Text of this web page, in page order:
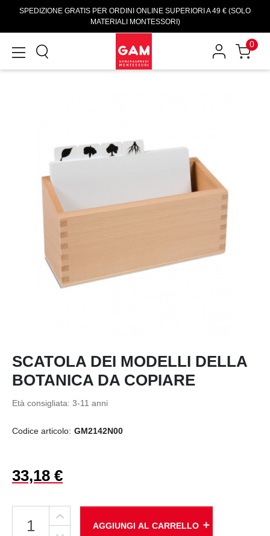
SPEDIZIONE GRATIS PER ORDINI ONLINE SUPERIORI A 49 € (SOLO
MATERIALI MONTESSORI)
0
SCATOLA DEI MODELLI DELLA
BOTANICA DA COPIARE
Età consigliata: 3-11 anni
Codice articolo: GM2142N00
33,18 €
AGGIUNGI AL CARRELLO add